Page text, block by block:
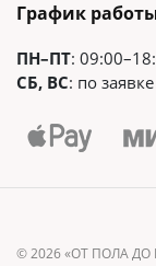
График
ПН–ПТ:
СБ, ВС: по заявке
© 2026 «ОТ ПОЛА ДО